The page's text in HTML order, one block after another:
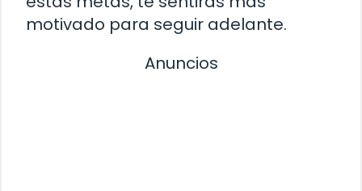
motivado para seguir adelante.
Anuncios